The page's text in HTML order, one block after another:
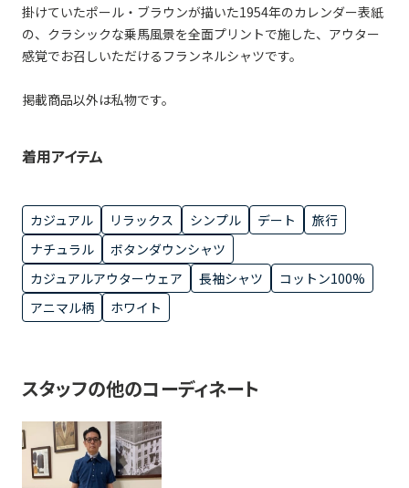
掛けていたポール・ブラウンが描いた1954年のカレンダー表紙
の、クラシックな乗馬風景を全面プリントで施した、アウター
感覚でお召しいただけるフランネルシャツです。
掲載商品以外は私物です。
着用アイテム
カジュアル リラックス シンプル デート
旅行
ナチュラル
ボタンダウンシャツ
カジュアルアウターウェア
長袖シャツ
コットン100%
アニマル柄
ホワイト
スタッフの他のコーディネート